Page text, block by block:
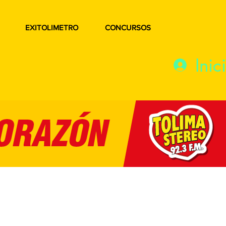
EXITOLIMETRO CONCURSOS